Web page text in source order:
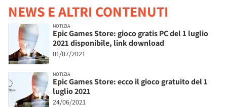
NEWS E ALTRI CONTENUTI
NOTIZIA
Epic Games Store: gioco gratis PC del 1 luglio
2021 disponibile, link download
01/07/2021
NOTIZIA
Epic Games Store: ecco il gioco gratuito del 1
luglio 2021
24/06/2021